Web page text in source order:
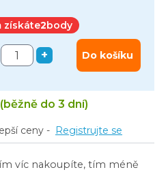
získáte2body
+ Do košíku
do 3 dní)
ceny - Registrujte se
víc nakoupíte, tím méně